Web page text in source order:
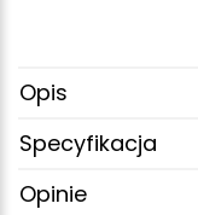
Opis
Specyfikacja
Opinie